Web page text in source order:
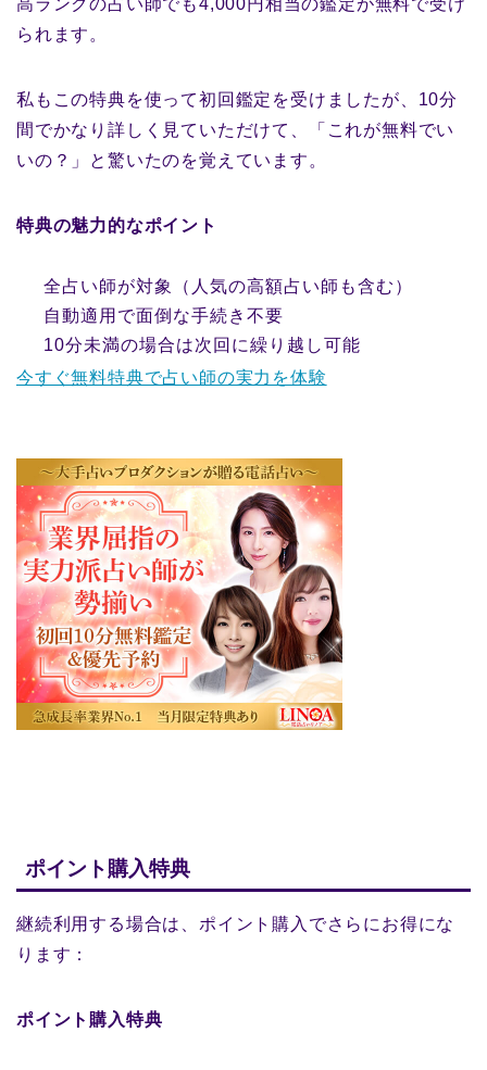
高ランクの占い師でも4,000円相当の鑑定が無料で受け
られます。
私もこの特典を使って初回鑑定を受けましたが、10分
間でかなり詳しく見ていただけて、「これが無料でい
いの？」と驚いたのを覚えています。
特典の魅力的なポイント
全占い師が対象（人気の高額占い師も含む）
自動適用で面倒な手続き不要
10分未満の場合は次回に繰り越し可能
今すぐ無料特典で占い師の実力を体験
ポイント購入特典
継続利用する場合は、ポイント購入でさらにお得にな
ります：
ポイント購入特典